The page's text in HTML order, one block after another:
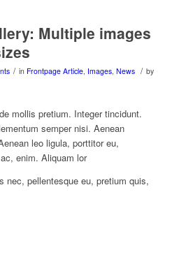
Multiple images
/ in Frontpage Article, Images, News / by
mollis pretium. Integer tincidunt.
semper nisi. Aenean
leo ligula, porttitor eu,
enim. Aliquam lor
nec, pellentesque eu, pretium quis,